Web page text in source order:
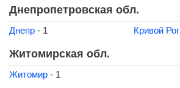
Днепропетровская обл.
Днепр - 1 Кривой Рог
Житомирская обл.
Житомир - 1